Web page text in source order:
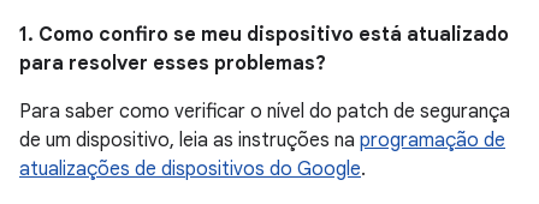
1. Como confiro se meu dispositivo está atualizado
para resolver esses problemas?
Para saber como verificar o nível do patch de segurança
de um dispositivo, leia as instruções na programação de
atualizações de dispositivos do Google.